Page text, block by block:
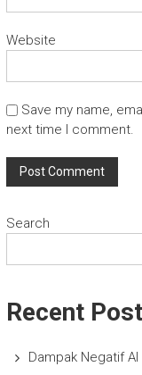
Website
Save my name,
next time I comment.
Search
Recent
Dampak Negatif